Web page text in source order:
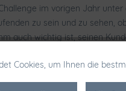
im vorigen Jahr
zu sein und zu sehen,
auch wichtig ist, seinen
den Prämierungen von
der Austausch mit
Cookies, um Ihnen die